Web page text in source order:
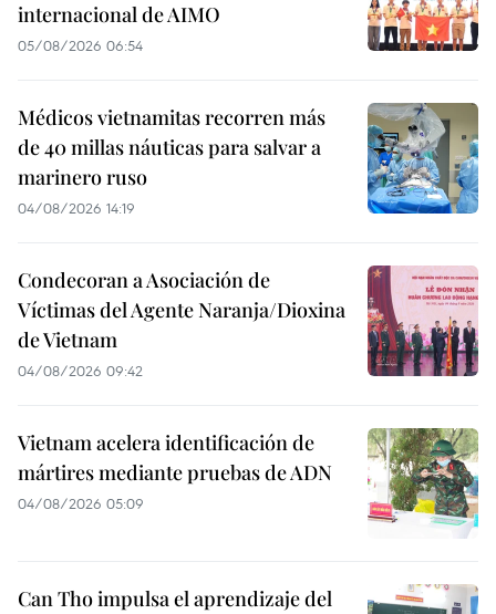
internacional de AIMO
05/08/2026 06:54
Médicos vietnamitas recorren más
de 40 millas náuticas para salvar a
marinero ruso
04/08/2026 14:19
Condecoran a Asociación de
Víctimas del Agente Naranja/Dioxina
de Vietnam
04/08/2026 09:42
Vietnam acelera identificación de
mártires mediante pruebas de ADN
04/08/2026 05:09
Can Tho impulsa el aprendizaje del